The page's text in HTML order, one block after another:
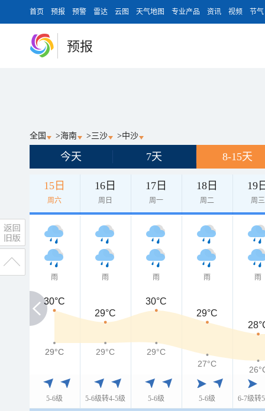
首页 预报 预警 雷达 云图 天气地图 专业产品 资讯 视频 节气
预报
全国 >海南 >三沙 >中沙
今天 7天 8-15天
15日
周六
16日
周日
17日
周一
18日
周二
19
周三
雨
5-6级
雨
5-6级转4-5级
雨
5-6级
雨
5-6级
雨
6-7级转
30°C
30°C
29°C
30°C
29°C
29°C
29°C 29°C
29°C
27°C